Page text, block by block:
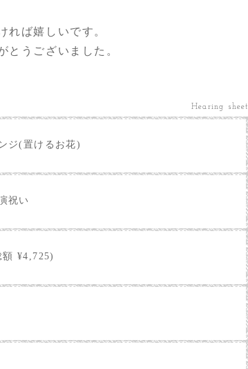
れば嬉しいです。
とうございました。
Hearing sheet
ジ(置けるお花)
祝い
¥4,725)